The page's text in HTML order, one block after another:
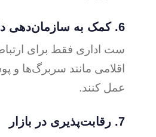
6. کمک به سازمان‌دهی
ست اداری فقط برای
اقلامی مانند سربرگ‌ها و
عمل کنند.
7. رقابت‌پذیری در بازار